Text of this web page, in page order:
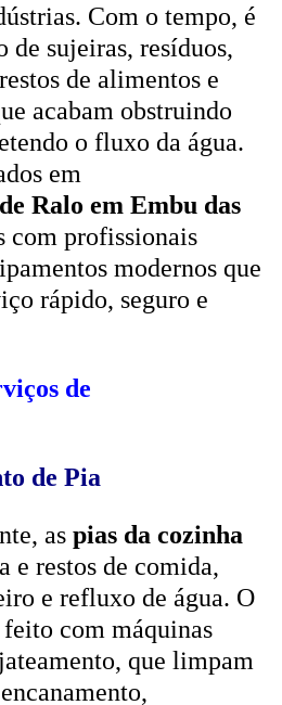
Com o tempo, é
de sujeiras, resíduos,
de alimentos e
acabam obstruindo
o fluxo da água.
em
Ralo em Embu das
com profissionais
modernos que
rápido, seguro e
de
de Pia
as pias da cozinha
e restos de comida,
e refluxo de água. O
com máquinas
que limpam